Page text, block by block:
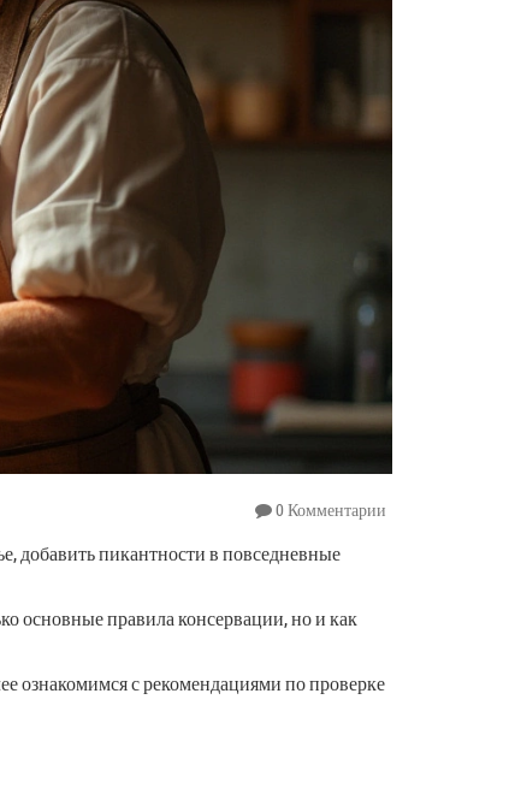
0 Комментарии
добавить пикантности в повседневные
основные правила консервации, но и как
ознакомимся с рекомендациями по проверке